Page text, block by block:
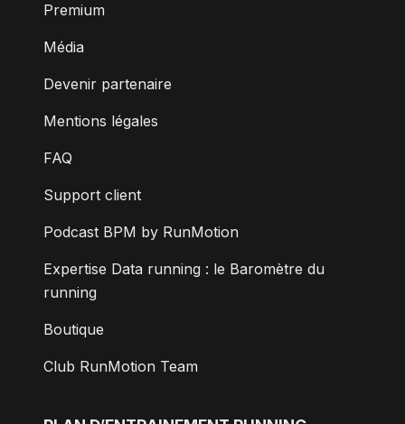
Premium
Média
Devenir partenaire
Mentions légales
FAQ
Support client
Podcast BPM by RunMotion
Expertise Data running : le Baromètre du
running
Boutique
Club RunMotion Team